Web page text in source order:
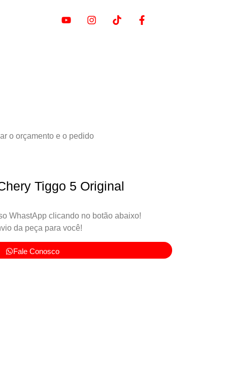
o orçamento e o pedido
Tiggo 5 Original
WhastApp clicando no botão abaixo!
da peça para você!
Fale Conosco